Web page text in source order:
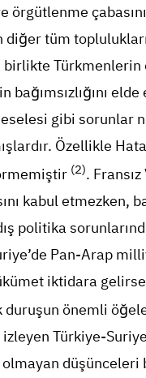
örgütlenme
tüm
birlikte Türkmenlerin
bağımsızlığını
gibi sorunlar
Özellikle
(2).
kabul etmezken,
politika
Pan-Arap
iktidara
duruşun önemli
Türkiye-
düşünceleri